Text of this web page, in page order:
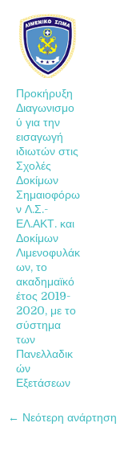
Προκήρυξη
Διαγωνισμο
ύ για την
εισαγωγή
ιδιωτών στις
Σχολές
Δοκίμων
Σημαιοφόρω
ν Λ.Σ.-
ΕΛ.ΑΚΤ. και
Δοκίμων
Λιμενοφυλάκ
ων, το
ακαδημαϊκό
έτος 2019-
2020, με το
σύστημα
των
Πανελλαδικ
ών
Εξετάσεων
← Νεότερη ανάρτηση